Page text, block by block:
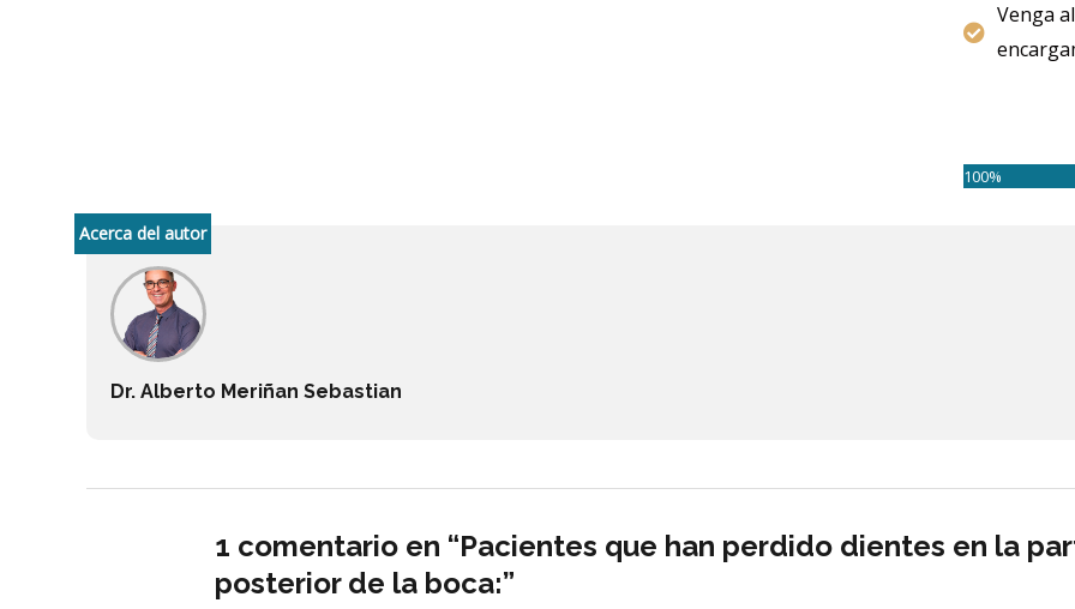
Venga
100%
Acerca del autor
Dr. Alberto Meriñan Sebastian
1 comentario en “Pacientes que han perdido dientes en la
posterior de la boca:”